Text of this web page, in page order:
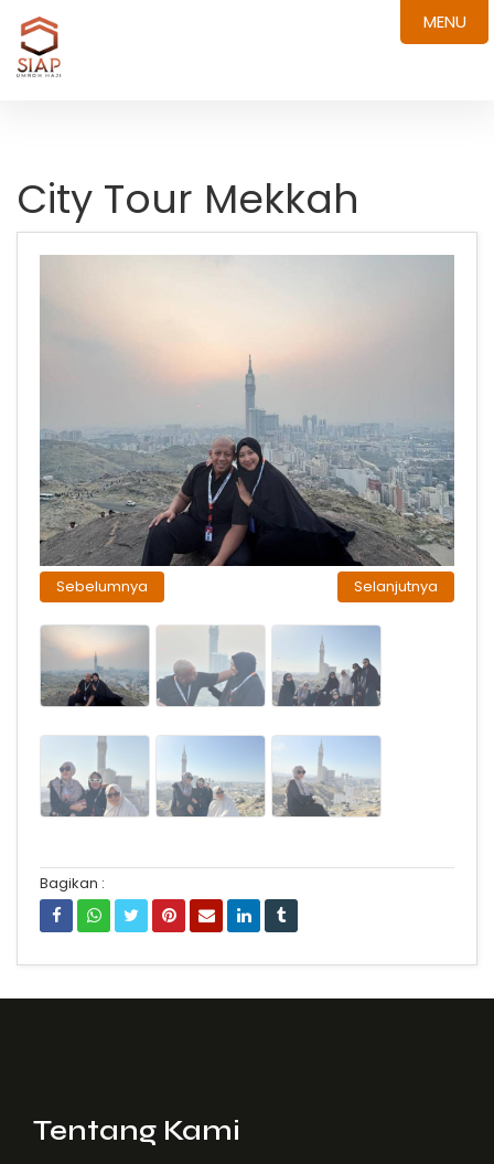
City Tour Mekkah
City Tour Mekkah Jabal Khandamah
Sebelumnya Selanjutnya
Bagikan :
Tentang Kami
MENU